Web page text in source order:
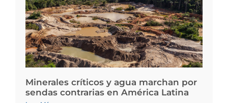
Minerales críticos y agua marchan por
sendas contrarias en América Latina